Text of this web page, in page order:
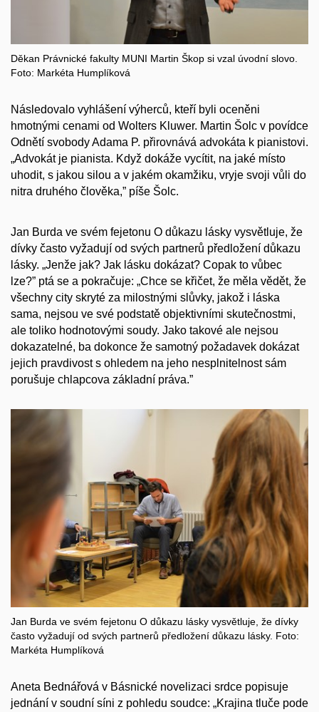
Děkan Právnické fakulty MUNI Martin Škop si vzal úvodní slovo.
Foto: Markéta Humplíková
Následovalo vyhlášení výherců, kteří byli oceněni
hmotnými cenami od Wolters Kluwer. Martin Šolc v povídce
Odnětí svobody Adama P. přirovnává advokáta k pianistovi.
„Advokát je pianista. Když dokáže vycítit, na jaké místo
uhodit, s jakou silou a v jakém okamžiku, vryje svoji vůli do
nitra druhého člověka,” píše Šolc.
Jan Burda ve svém fejetonu O důkazu lásky vysvětluje, že
dívky často vyžadují od svých partnerů předložení důkazu
lásky. „Jenže jak? Jak lásku dokázat? Copak to vůbec
lze?” ptá se a pokračuje: „Chce se křičet, že měla vědět, že
všechny city skryté za milostnými slůvky, jakož i láska
sama, nejsou ve své podstatě objektivními skutečnostmi,
ale toliko hodnotovými soudy. Jako takové ale nejsou
dokazatelné, ba dokonce že samotný požadavek dokázat
jejich pravdivost s ohledem na jeho nesplnitelnost sám
porušuje chlapcova základní práva.”
Jan Burda ve svém fejetonu O důkazu lásky vysvětluje, že dívky
často vyžadují od svých partnerů předložení důkazu lásky. Foto:
Markéta Humplíková
Aneta Bednářová v Básnické novelizaci srdce popisuje
jednání v soudní síni z pohledu soudce: „Krajina tluče pode